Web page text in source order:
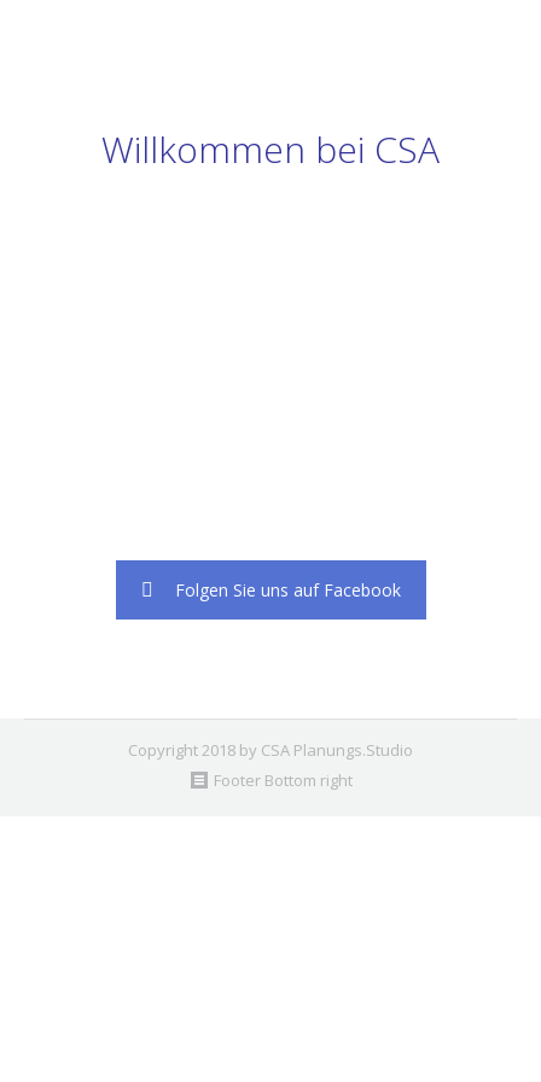
Willkommen bei CSA
Folgen Sie uns auf Facebook
Copyright 2018 by CSA Planungs.Studio
Footer Bottom right